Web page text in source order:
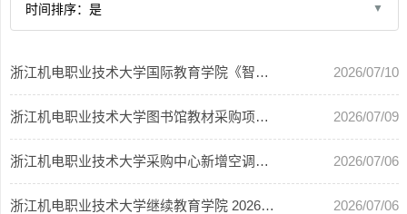
时间排序：是
浙江机电职业技术大学国际教育学院《智能控制技术专业英语》教材出版项目比选单 2026/07/10
浙江机电职业技术大学图书馆教材采购项目比选单 2026/07/09
浙江机电职业技术大学采购中心新增空调或更新空调项目比选单 2026/07/06
浙江机电职业技术大学继续教育学院 2026年度高等学历继续教育线上课程技术支持服务... 2026/07/06